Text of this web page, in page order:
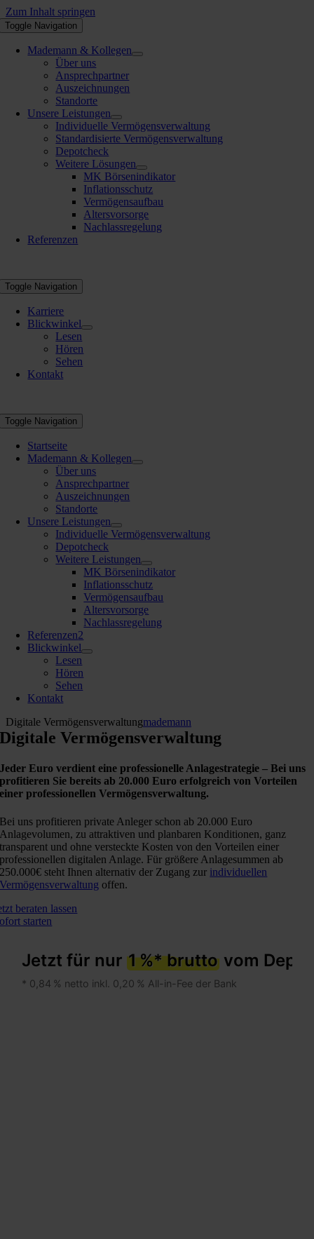
Zum Inhalt springen
Toggle Navigation
Mademann & Kollegen
Über uns
Ansprechpartner
Auszeichnungen
Standorte
Unsere Leistungen
Individuelle Vermögensverwaltung
Standardisierte Vermögensverwaltung
Depotcheck
Weitere Lösungen
MK Börsenindikator
Inflationsschutz
Vermögensaufbau
Altersvorsorge
Nachlassregelung
Referenzen
Toggle Navigation
Karriere
Blickwinkel
Lesen
Hören
Sehen
Kontakt
Toggle Navigation
Startseite
Mademann & Kollegen
Über uns
Ansprechpartner
Auszeichnungen
Standorte
Unsere Leistungen
Individuelle Vermögensverwaltung
Depotcheck
Weitere Leistungen
MK Börsenindikator
Inflationsschutz
Vermögensaufbau
Altersvorsorge
Nachlassregelung
Referenzen2
Blickwinkel
Lesen
Hören
Sehen
Kontakt
Digitale Vermögensverwaltungmademann
Digitale Vermögensverwaltung
Jeder Euro verdient eine professionelle Anlagestrategie – Bei uns
profitieren Sie bereits ab 20.000 Euro erfolgreich von Vorteilen
einer professionellen Vermögensverwaltung.
Bei uns profitieren private Anleger schon ab 20.000 Euro
Anlagevolumen, zu attraktiven und planbaren Konditionen, ganz
transparent und ohne versteckte Kosten von den Vorteilen einer
professionellen digitalen Anlage. Für größere Anlagesummen ab
250.000€ steht Ihnen alternativ der Zugang zur individuellen
Vermögensverwaltung offen.
beraten lassen
starten
Jetzt für nur1 %* brutto vom
* 0,84 % netto inkl. 0,20 % All-in-Fee der Bank